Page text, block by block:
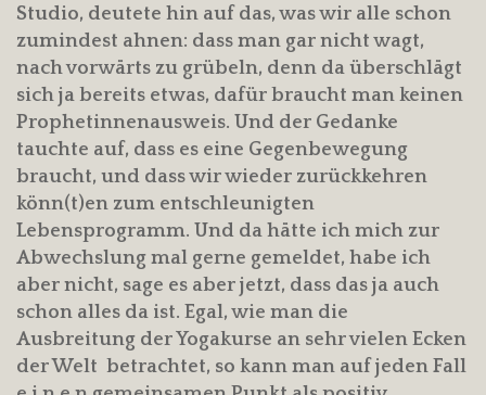
Studio, deutete hin auf das, was wir alle schon
zumindest ahnen: dass man gar nicht wagt,
nach vorwärts zu grübeln, denn da überschlägt
sich ja bereits etwas, dafür braucht man keinen
Prophetinnenausweis. Und der Gedanke
tauchte auf, dass es eine Gegenbewegung
braucht, und dass wir wieder zurückkehren
könn(t)en zum entschleunigten
Lebensprogramm. Und da hätte ich mich zur
Abwechslung mal gerne gemeldet, habe ich
aber nicht, sage es aber jetzt, dass das ja auch
schon alles da ist. Egal, wie man die
Ausbreitung der Yogakurse an sehr vielen Ecken
der Welt betrachtet, so kann man auf jeden Fall